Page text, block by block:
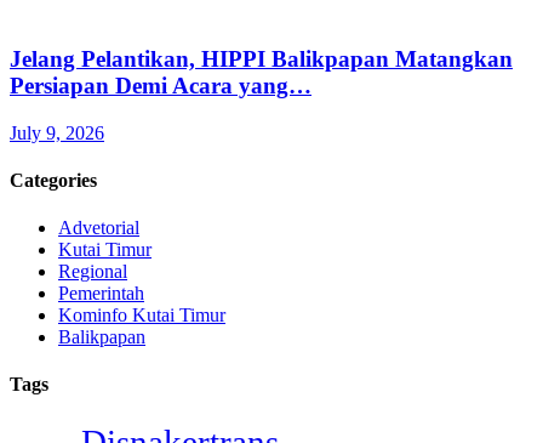
Jelang Pelantikan, HIPPI Balikpapan Matangkan
Persiapan Demi Acara yang…
July 9, 2026
Categories
Advetorial
Kutai Timur
Regional
Pemerintah
Kominfo Kutai Timur
Balikpapan
Tags